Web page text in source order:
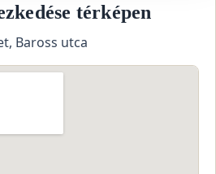
térképen
Baross utca